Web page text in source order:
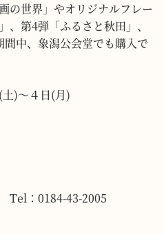
世界」やオリジナルフレー
、第4弾「ふるさと秋田」、
中、象潟公会堂でも購入で
)～４日(月)
：0184-43-2005